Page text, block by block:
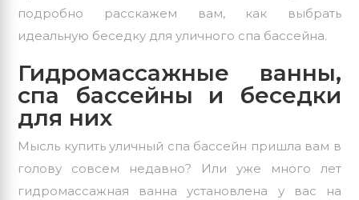
подробно расскажем вам, как выбрать
идеальную беседку для уличного спа бассейна.
Гидромассажные ванны,
спа бассейны и беседки
для них
Мысль купитьуличный спа бассейн пришла вам в
голову совсем недавно? Или уже много лет
гидромассажная ванна установлена у вас на